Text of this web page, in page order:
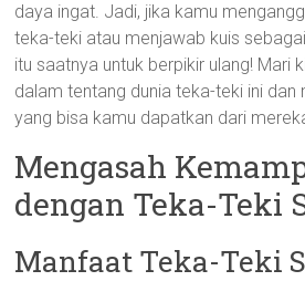
daya ingat. Jadi, jika kamu
teka-teki atau menjawab kuis
itu saatnya untuk berpikir ulang! Mari
dalam tentang dunia teka-teki ini dan
yang bisa kamu dapatkan dari
Mengasah
dengan Teka-Teki
Manfaat Teka-Teki